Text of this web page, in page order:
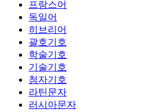
프랑스어
독일어
히브리어
괄호기호
학술기호
기술기호
첨자기호
라틴문자
러시아문자